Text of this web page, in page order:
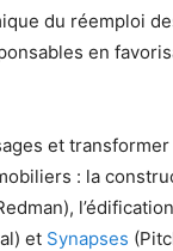
du réemploi
en
et
: la
et Synapses